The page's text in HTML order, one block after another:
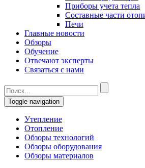
Приборы учета тепла
Составные части
Печи
Главные новости
Обзоры
Обучение
Отвечают эксперты
Связаться с нами
Toggle navigation
Утепление
Отопление
Обзоры технологий
Обзоры оборудования
Обзоры материалов